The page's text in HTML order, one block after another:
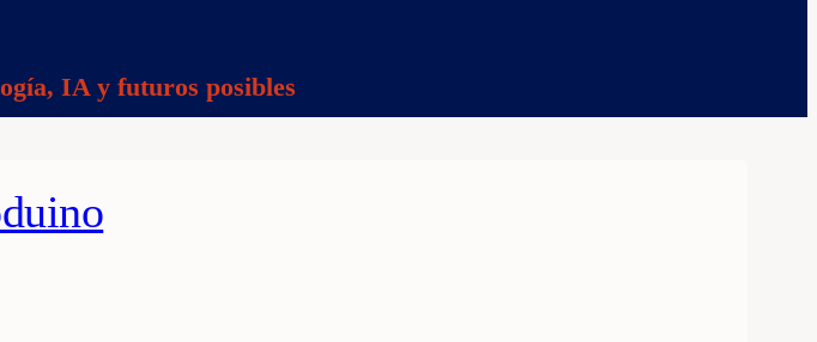
IA y futuros posibles